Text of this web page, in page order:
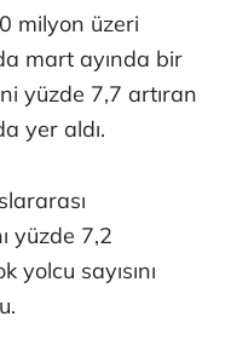
milyon üzeri
mart ayında bir
yüzde 7,7 artıran
yer aldı.
yüzde 7,2
sayısını